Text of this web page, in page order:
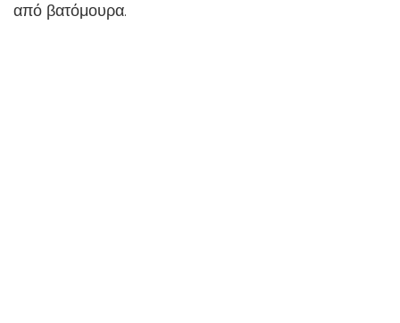
από βατόμουρα.